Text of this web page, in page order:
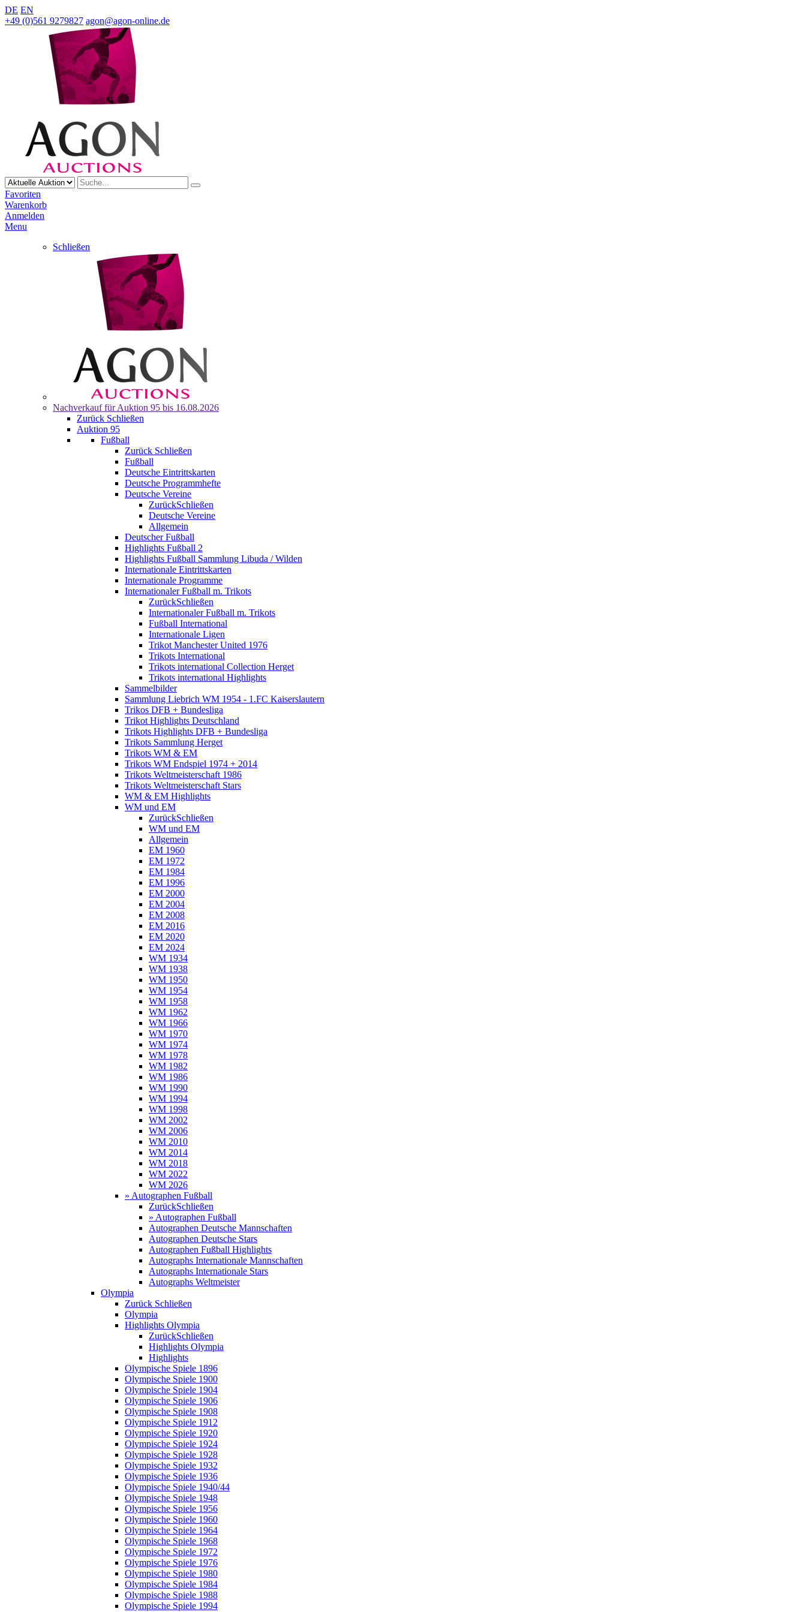
DE EN
+49 (0)561 9279827 agon@agon-online.de
Favoriten
Warenkorb
Anmelden
Menu
Schließen
Nachverkauf für Auktion 95 bis 16.08.2026
Zurück Schließen
Auktion 95
Fußball
Zurück Schließen
Fußball
Deutsche Eintrittskarten
Deutsche Programmhefte
Deutsche Vereine
ZurückSchließen
Deutsche Vereine
Allgemein
Deutscher Fußball
Highlights Fußball 2
Highlights Fußball Sammlung Libuda / Wilden
Internationale Eintrittskarten
Internationale Programme
Internationaler Fußball m. Trikots
ZurückSchließen
Internationaler Fußball m. Trikots
Fußball International
Internationale Ligen
Trikot Manchester United 1976
Trikots International
Trikots international Collection Herget
Trikots international Highlights
Sammelbilder
Sammlung Liebrich WM 1954 - 1.FC Kaiserslautern
Trikos DFB + Bundesliga
Trikot Highlights Deutschland
Trikots Highlights DFB + Bundesliga
Trikots Sammlung Herget
Trikots WM & EM
Trikots WM Endspiel 1974 + 2014
Trikots Weltmeisterschaft 1986
Trikots Weltmeisterschaft Stars
WM & EM Highlights
WM und EM
ZurückSchließen
WM und EM
Allgemein
EM 1960
EM 1972
EM 1984
EM 1996
EM 2000
EM 2004
EM 2008
EM 2016
EM 2020
EM 2024
WM 1934
WM 1938
WM 1950
WM 1954
WM 1958
WM 1962
WM 1966
WM 1970
WM 1974
WM 1978
WM 1982
WM 1986
WM 1990
WM 1994
WM 1998
WM 2002
WM 2006
WM 2010
WM 2014
WM 2018
WM 2022
WM 2026
» Autographen Fußball
ZurückSchließen
» Autographen Fußball
Autographen Deutsche Mannschaften
Autographen Deutsche Stars
Autographen Fußball Highlights
Autographs Internationale Mannschaften
Autographs Internationale Stars
Autographs Weltmeister
Olympia
Zurück Schließen
Olympia
Highlights Olympia
ZurückSchließen
Highlights Olympia
Highlights
Olympische Spiele 1896
Olympische Spiele 1900
Olympische Spiele 1904
Olympische Spiele 1906
Olympische Spiele 1908
Olympische Spiele 1912
Olympische Spiele 1920
Olympische Spiele 1924
Olympische Spiele 1928
Olympische Spiele 1932
Olympische Spiele 1936
Olympische Spiele 1940/44
Olympische Spiele 1948
Olympische Spiele 1956
Olympische Spiele 1960
Olympische Spiele 1964
Olympische Spiele 1968
Olympische Spiele 1972
Olympische Spiele 1976
Olympische Spiele 1980
Olympische Spiele 1984
Olympische Spiele 1988
Olympische Spiele 1994